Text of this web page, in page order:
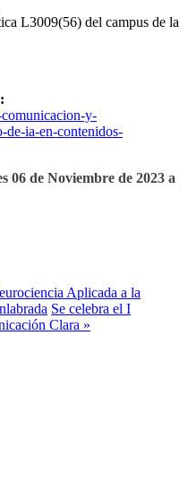
L3009(56) del campus de la
y-
de-ia-en-contenidos-
06 de Noviembre de 2023 a
Aplicada a la
Se celebra el I
Clara »